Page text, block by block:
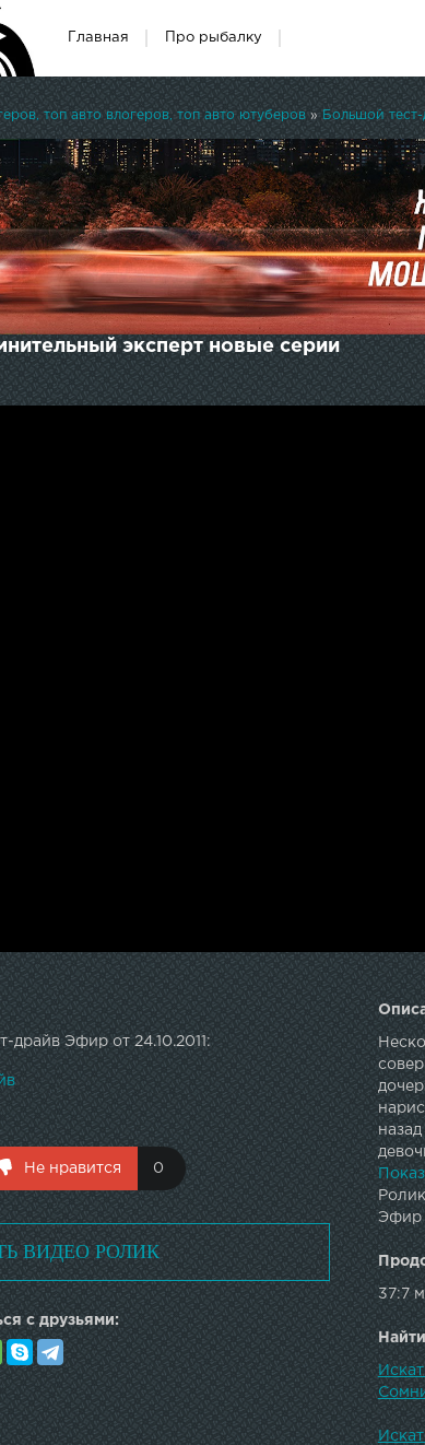
Главная Про рыбалку
топ авто влогеров, топ авто ютуберов» Большой тест-
эксперт новые серии
ли
Эфир
37:7
драйв Эфир от 24.10.2011:
Не нравится 0
ВИДЕО РОЛИК
с друзьями: